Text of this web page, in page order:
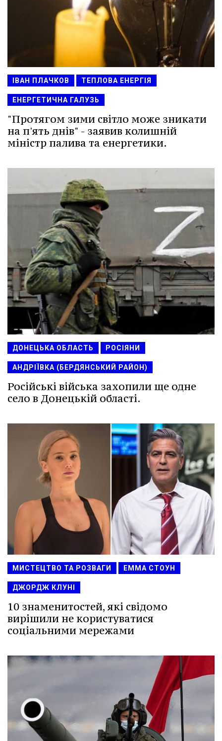
ІВАН ПЛАЧКОВ ТЕПЛОВА ЕНЕРГІЯ
ЕНЕРГЕТИЧНА ГАЛУЗЬ
"Протягом зими світло може зникати
на п'ять днів" - заявив колишній
міністр палива та енергетики.
ДОНЕЦЬКА ОБЛАСТЬ РОСІЯНИ
АНДРІЇВКА (БЕРДЯНСЬКИЙ РАЙОН)
Російські війська захопили ще одне
село в Донецькій області.
МИСТЕЦТВО ТА РОЗВАГИ ЕММА СТОУН
ДЖОРДЖ КЛУНІ
10 знаменитостей, які свідомо
вирішили не користуватися
соціальними мережами